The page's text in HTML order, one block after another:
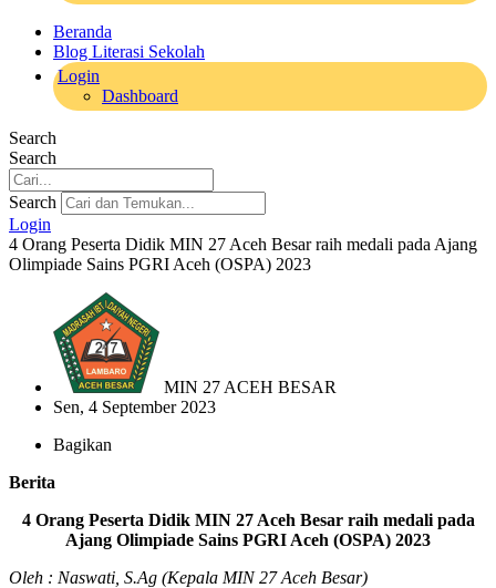
Beranda
Blog Literasi Sekolah
Login
Dashboard
Search
Search
Search
Login
4 Orang Peserta Didik MIN 27 Aceh Besar raih medali pada Ajang
Olimpiade Sains PGRI Aceh (OSPA) 2023
MIN 27 ACEH BESAR
Sen, 4 September 2023
Bagikan
Berita
4 Orang Peserta Didik MIN 27 Aceh Besar raih medali pada
Ajang Olimpiade Sains PGRI Aceh (OSPA) 2023
Oleh : Naswati, S.Ag (Kepala MIN 27 Aceh Besar)